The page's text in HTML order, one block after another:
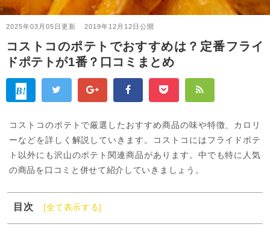
2025年03月05日更新 2019年12月12日公開
コストコのポテトでおすすめは？定番フライ
ドポテトが1番？口コミまとめ
コストコのポテトで厳選したおすすめ商品の味や特徴、カロリ
ーなどを詳しく解説していきます。コストコにはフライドポテ
ト以外にも沢山のポテト関連商品があります。中でも特に人気
の商品を口コミと併せて紹介していきましょう。
目次
[全て表示する]
1
コストコのポテトでおすすめは？